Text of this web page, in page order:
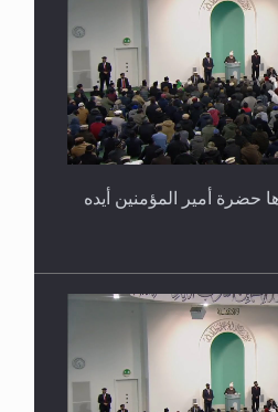
حضرة أمير المؤمنين أيده